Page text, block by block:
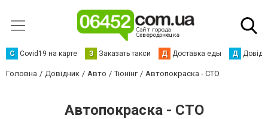
С Сovid19 на карте З Заказать такси Д Доставка еды Д
Головна Довідник Авто Тюнінг Автопокраска - СТО
Автопокраска - СТО